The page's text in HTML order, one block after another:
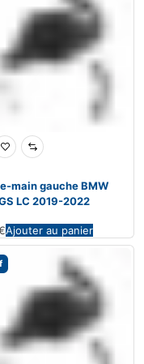
main gauche BMW
LC 2019-2022
Ajouter au panier